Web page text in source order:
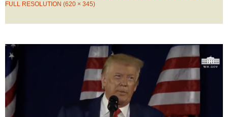
FULL RESOLUTION (620 × 345)